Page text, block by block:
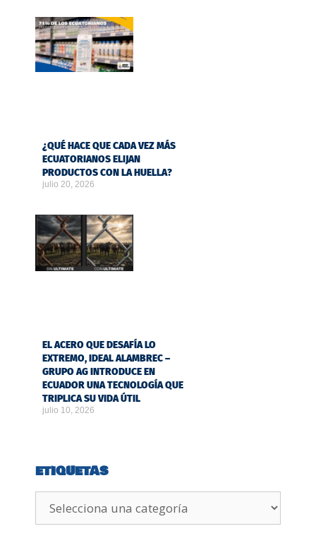
¿QUÉ HACE QUE CADA VEZ MÁS
ECUATORIANOS ELIJAN
PRODUCTOS CON LA HUELLA?
julio 20, 2026
EL ACERO QUE DESAFÍA LO
EXTREMO, IDEAL ALAMBREC –
GRUPO AG INTRODUCE EN
ECUADOR UNA TECNOLOGÍA QUE
TRIPLICA SU VIDA ÚTIL
julio 10, 2026
ETIQUETAS